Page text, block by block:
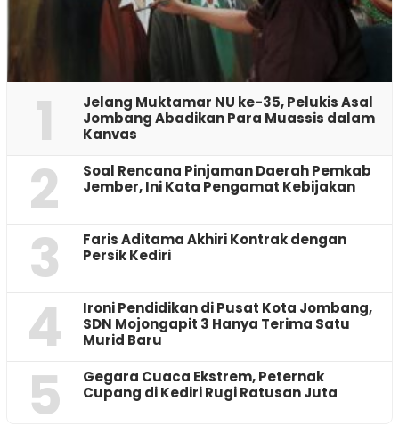
1
Jelang Muktamar NU ke-35, Pelukis Asal
Jombang Abadikan Para Muassis dalam
Kanvas
2
‎Soal Rencana Pinjaman Daerah Pemkab
Jember, Ini Kata Pengamat Kebijakan ‎
3
Faris Aditama Akhiri Kontrak dengan
Persik Kediri
4
Ironi Pendidikan di Pusat Kota Jombang,
SDN Mojongapit 3 Hanya Terima Satu
Murid Baru
5
‎Gegara Cuaca Ekstrem, Peternak
Cupang di Kediri Rugi Ratusan Juta